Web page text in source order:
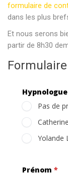
formulaire de
dans les plus
Et nous serons
partir de 8h30